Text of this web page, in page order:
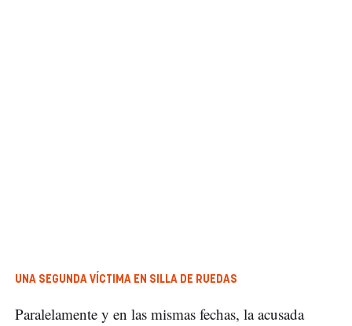
UNA SEGUNDA VÍCTIMA EN SILLA DE RUEDAS
Paralelamente y en las mismas fechas, la acusada